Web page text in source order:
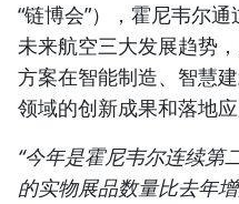
“链博会”），霍尼韦尔
未来航空三大发展趋势
方案在智能制造、智慧
领域的创新成果和落地应
“今年是霍尼韦尔连续第
的实物展品数量比去年